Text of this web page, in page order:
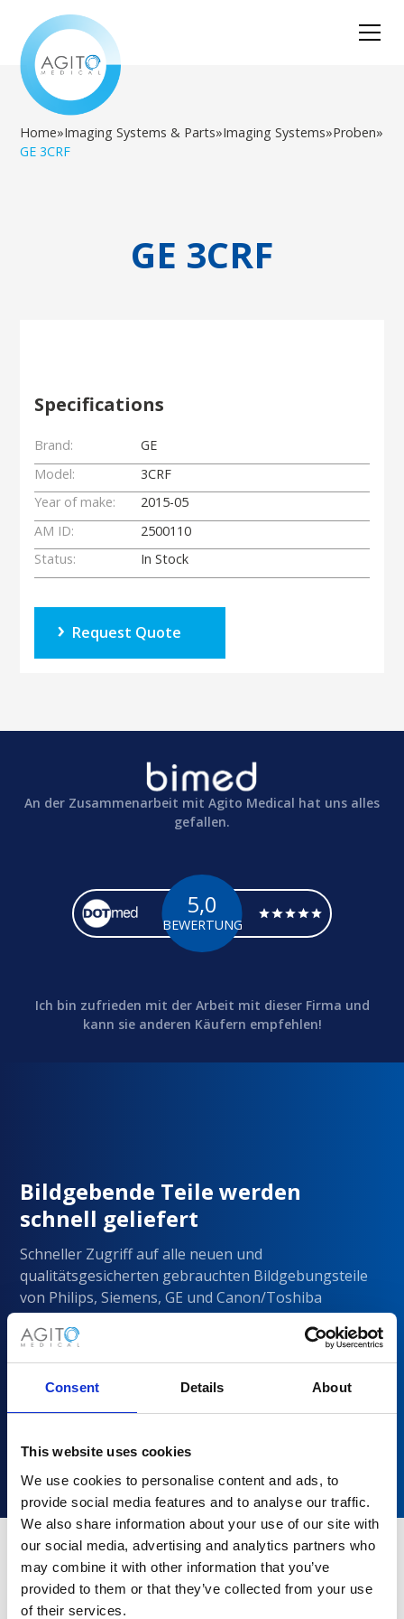
Consent Details About
This website uses cookies
We use cookies to personalise content and ads, to
provide social media features and to analyse our traffic.
We also share information about your use of our site with
our social media, advertising and analytics partners who
may combine it with other information that you’ve
provided to them or that they’ve collected from your use
of their services.
Home»Imaging Systems & Parts»Imaging Systems»Proben»
GE 3CRF
GE 3CRF
Specifications
Brand:
GE
Model:
3CRF
Year of make:
2015-05
AM ID:
2500110
Status:
In Stock
Request Quote
An der Zusammenarbeit mit Agito Medical hat uns alles
gefallen.
5,0
BEWERTUNG
Ich bin zufrieden mit der Arbeit mit dieser Firma und
kann sie anderen Käufern empfehlen!
Bildgebende Teile werden
schnell geliefert
Schneller Zugriff auf alle neuen und
qualitätsgesicherten gebrauchten Bildgebungsteile
von Philips, Siemens, GE und Canon/Toshiba
Warum sollten Sie sich für Agito